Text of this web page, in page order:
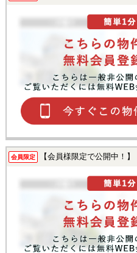
会員限定 【会員様限定で公開中！】